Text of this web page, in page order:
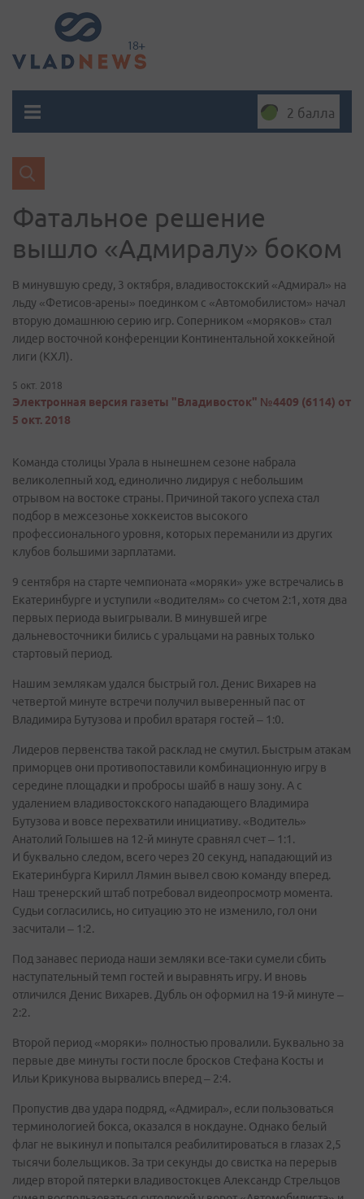
2 балла
Фатальное решение
вышло «Адмиралу» боком
В минувшую среду, 3 октября, владивостокский «Адмирал» на
льду «Фетисов-арены» поединком с «Автомобилистом» начал
вторую домашнюю серию игр. Соперником «моряков» стал
лидер восточной конференции Континентальной хоккейной
лиги (КХЛ).
5 окт. 2018
Электронная версия газеты "Владивосток" №4409 (6114) от
5 окт. 2018
Команда столицы Урала в нынешнем сезоне набрала
великолепный ход, единолично лидируя с небольшим
отрывом на востоке страны. Причиной такого успеха стал
подбор в межсезонье хоккеистов высокого
профессионального уровня, которых переманили из других
клубов большими зарплатами.
9 сентября на старте чемпионата «моряки» уже встречались в
Екатеринбурге и уступили «водителям» со счетом 2:1, хотя два
первых периода выигрывали. В минувшей игре
дальневосточники бились с уральцами на равных только
стартовый период.
Нашим землякам удался быстрый гол. Денис Вихарев на
четвертой минуте встречи получил выверенный пас от
Владимира Бутузова и пробил вратаря гостей – 1:0.
Лидеров первенства такой расклад не смутил. Быстрым атакам
приморцев они противопоставили комбинационную игру в
середине площадки и пробросы шайб в нашу зону. А с
удалением владивостокского нападающего Владимира
Бутузова и вовсе перехватили инициативу. «Водитель»
Анатолий Голышев на 12-й минуте сравнял счет – 1:1.
И буквально следом, всего через 20 секунд, нападающий из
Екатеринбурга Кирилл Лямин вывел свою команду вперед.
Наш тренерский штаб потребовал видеопросмотр момента.
Судьи согласились, но ситуацию это не изменило, гол они
засчитали – 1:2.
Под занавес периода наши земляки все-таки сумели сбить
наступательный темп гостей и выравнять игру. И вновь
отличился Денис Вихарев. Дубль он оформил на 19-й минуте –
2:2.
Второй период «моряки» полностью провалили. Буквально за
первые две минуты гости после бросков Стефана Косты и
Ильи Крикунова вырвались вперед – 2:4.
Пропустив два удара подряд, «Адмирал», если пользоваться
терминологией бокса, оказался в нокдауне. Однако белый
флаг не выкинул и попытался реабилитироваться в глазах 2,5
тысячи болельщиков. За три секунды до свистка на перерыв
лидер второй пятерки владивостокцев Александр Стрельцов